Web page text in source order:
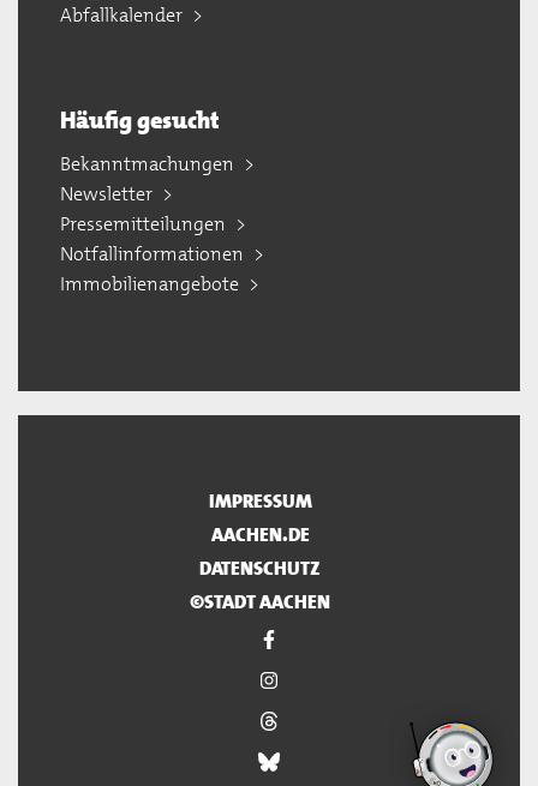
Abfallkalender
Häufig gesucht
Bekanntmachungen
Newsletter
Pressemitteilungen
Notfallinformationen
Immobilienangebote
IMPRESSUM
AACHEN.DE
DATENSCHUTZ
©STADT AACHEN